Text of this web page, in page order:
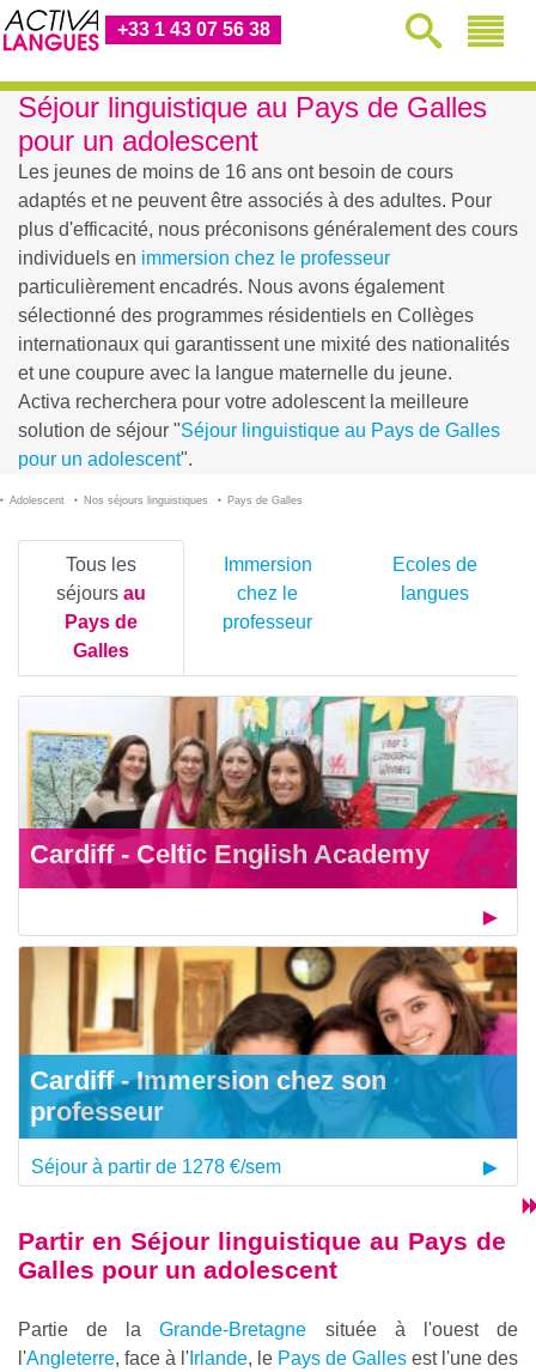
+33 1 43 07 56 38
Séjour linguistique au Pays de Galles
pour un adolescent
Les jeunes de moins de 16 ans ont besoin de cours
adaptés et ne peuvent être associés à des adultes. Pour
plus d'efficacité, nous préconisons généralement des cours
individuels en immersion chez le professeur
particulièrement encadrés. Nous avons également
sélectionné des programmes résidentiels en Collèges
internationaux qui garantissent une mixité des nationalités
et une coupure avec la langue maternelle du jeune.
Activa recherchera pour votre adolescent la meilleure
solution de séjour "Séjour linguistique au Pays de Galles
pour un adolescent".
Adolescent Nos séjours linguistiques Pays de Galles
Tous les
séjoursau
Pays de
Galles
Immersion
chez le
professeur
Ecoles de
langues
Cardiff - Celtic English Academy
Cardiff - Immersion chez son
professeur
Séjour à partir de 1278 €/sem
Partir enSéjour linguistique au Pays de
Galles pour un adolescent
Partie de laGrande-Bretagne située à l'ouest de
l'Angleterre, face à l' Irlande, le Pays de Galles est l'une des